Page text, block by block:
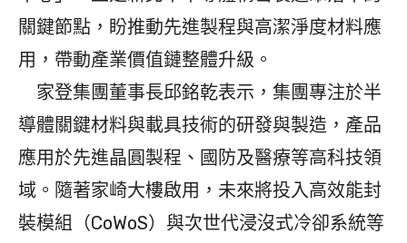
關鍵節點，盼推動先進製程與高潔淨度材料應
用，帶動產業價值鏈整體升級。
家登集團董事長邱銘乾表示，集團專注於半
導體關鍵材料與載具技術的研發與製造，產品
應用於先進晶圓製程、國防及醫療等高科技領
域。隨著家崎大樓啟用，未來將投入高效能封
裝模組（CoWoS）與次世代浸沒式冷卻系統等